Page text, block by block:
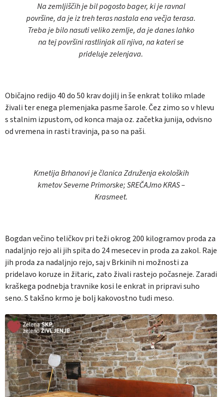
Na zemljiščih je bil pogosto bager, ki je ravnal
površine, da je iz treh teras nastala ena večja terasa.
Treba je bilo nasuti veliko zemlje, da je danes lahko
na tej površini rastlinjak ali njiva, na kateri se
prideluje zelenjava.
Običajno redijo 40 do 50 krav dojilj in še enkrat toliko mlade
živali ter enega plemenjaka pasme šarole. Čez zimo so v hlevu
s stalnim izpustom, od konca maja oz. začetka junija, odvisno
od vremena in rasti travinja, pa so na paši.
Kmetija Brhanovi je članica Združenja ekoloških
kmetov Severne Primorske; SREČAJmo KRAS –
Krasmeet.
Bogdan večino teličkov pri teži okrog 200 kilogramov proda za
nadaljnjo rejo ali jih spita do 24 mesecev in proda za zakol. Raje
jih proda za nadaljnjo rejo, saj v Brkinih ni možnosti za
pridelavo koruze in žitaric, zato živali rastejo počasneje. Zaradi
kraškega podnebja travnike kosi le enkrat in pripravi suho
seno. S takšno krmo je bolj kakovostno tudi meso.